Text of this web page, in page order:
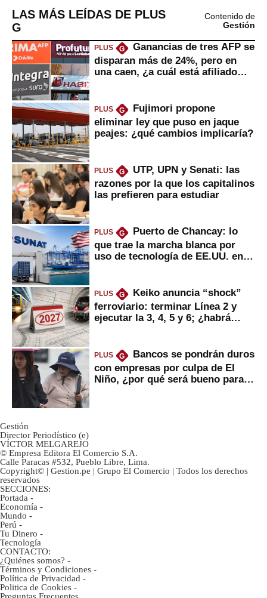
LAS MÁS LEÍDAS DE PLUS
G
Contenido de
Gestión
PLUS G
Ganancias de tres AFP se
disparan más de 24%, pero en
una caen, ¿a cuál está afiliado
PLUS G
Fujimori propone
eliminar ley que puso en jaque
peajes: ¿qué cambios implicaría?
PLUS G
UTP, UPN y Senati: las
razones por la que los capitalinos
las prefieren para estudiar
PLUS G
Puerto de Chancay: lo
que trae la marcha blanca por
uso de tecnología de EE.UU. en
PLUS G
Keiko anuncia “shock”
ferroviario: terminar Línea 2 y
ejecutar la 3, 4, 5 y 6; ¿habrá
PLUS G
Bancos se pondrán duros
con empresas por culpa de El
Niño, ¿por qué será bueno para
Gestión
Director Periodístico (e)
VÍCTOR MELGAREJO
© Empresa Editora El Comercio S.A.
Calle Paracas #532, Pueblo Libre, Lima.
Copyright© | Gestion.pe | Grupo El Comercio | Todos los derechos
reservados
SECCIONES:
Portada -
Economía -
Mundo -
Perú -
Tu Dinero -
Tecnología
CONTACTO:
¿Quiénes somos? -
Términos y Condiciones -
Política de Privacidad -
Politica de Cookies -